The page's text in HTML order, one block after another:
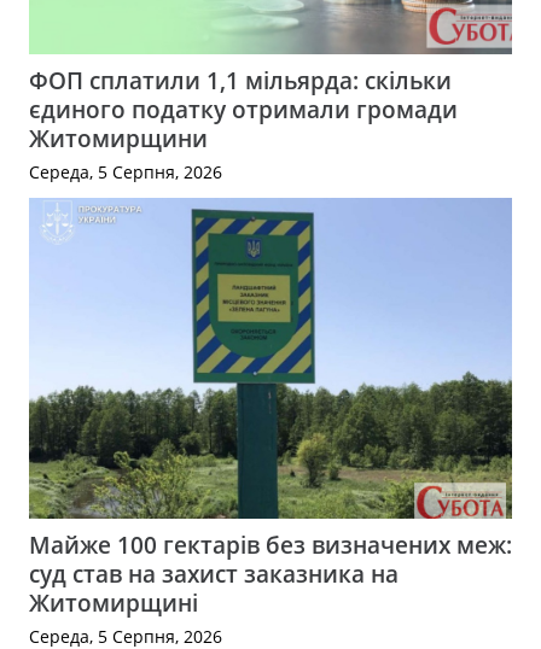
ФОП сплатили 1,1 мільярда: скільки
єдиного податку отримали громади
Житомирщини
Середа, 5 Серпня, 2026
Майже 100 гектарів без визначених меж:
суд став на захист заказника на
Житомирщині
Середа, 5 Серпня, 2026